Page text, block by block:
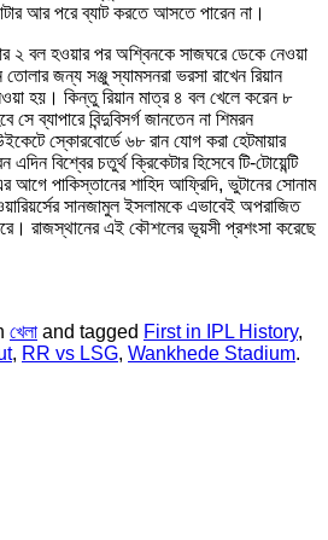
আর পরে ব্যাট করতে আসতে পারেন না।
২ বল হওয়ার পর অশ্বিনকে সাজঘরে ডেকে নেওয়া
জন্য সঞ্জু স্যামসনরা ভরসা রাখেন রিয়ান
হয়। কিন্তু রিয়ান মাত্র ৪ বল খেলে করেন ৮
ব্যাপারে বিন্দুবিসর্গ জানতেন না শিমরন
স্কোরবোর্ডে ৬৮ রান যোগ করা হেটমায়ার
বিশ্বের চতুর্থ ক্রিকেটার হিসেবে টি-টোয়েন্টি
আগে পাকিস্তানের শাহিদ আফ্রিদি, ভুটানের সোনাম
সানজামুল ইসলামকে এভাবেই অপরাজিত
রাজস্থানের এই কৌশলের ভূয়সী প্রশংসা করেছে
খেলা and tagged First in IPL History,
, RR vs LSG, Wankhede Stadium.